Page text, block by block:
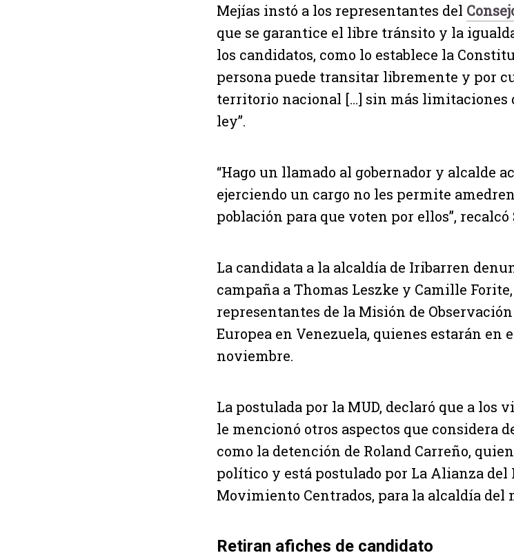
Mejías instó a los representantes del
que se garantice el libre tránsito y la
los candidatos, como lo establece la
persona puede transitar libremente y por
territorio nacional […] sin más limitaciones
ley”.
“Hago un llamado al gobernador y alcalde
ejerciendo un cargo no les permite
población para que voten por ellos”, recalcó
La candidata a la alcaldía de Iribarren
campaña a Thomas Leszke y Camille
representantes de la Misión de
Europea en Venezuela, quienes estarán en
noviembre.
La postulada por la MUD, declaró que a
le mencionó otros aspectos que considera
como la detención de Roland Carreño,
político y está postulado por La Alianza
Movimiento Centrados, para la alcaldía del
Retiran afiches de candidato